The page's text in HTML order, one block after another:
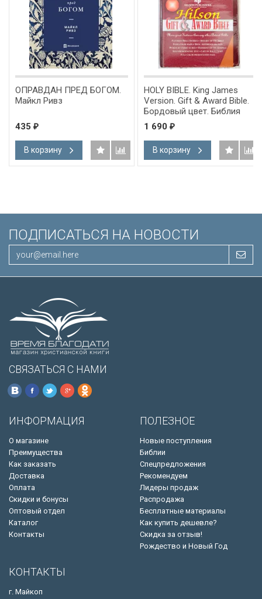
ОПРАВДАН ПРЕД БОГОМ.
Майкл Ривз
435 ₽
В корзину
HOLY BIBLE. King James
Version. Gift & Award Bible.
Бордовый цвет. Библия
Короля Иакова на
английском языке.
Словарь, карты, закладка,
подарочная вкладка, слова
Иисуса выделены красным
1 690 ₽
В корзину
ПОДПИСАТЬСЯ НА НОВОСТИ
СВЯЗАТЬСЯ С НАМИ
ИНФОРМАЦИЯ
О магазине
Преимущества
Как заказать
Доставка
Оплата
Скидки и бонусы
Оптовый отдел
Каталог
Контакты
ПОЛЕЗНОЕ
Новые поступления
Библии
Спецпредложения
Рекомендуем
Лидеры продаж
Распродажа
Бесплатные материалы
Как купить дешевле?
Скидка за отзыв!
Рождество и Новый Год
КОНТАКТЫ
г. Майкоп